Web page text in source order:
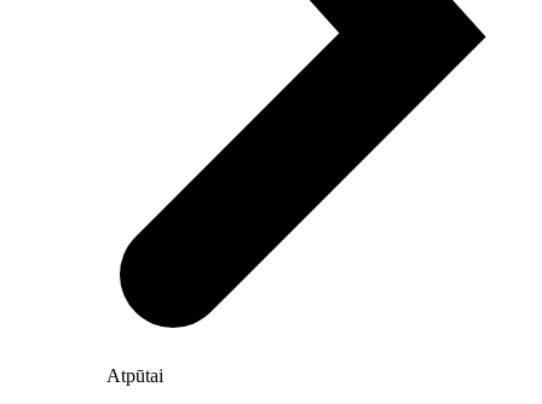
Atpūtai